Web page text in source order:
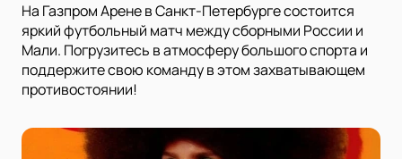
На Газпром Арене в Санкт-Петербурге состоится
яркий футбольный матч между сборными России и
Мали. Погрузитесь в атмосферу большого спорта и
поддержите свою команду в этом захватывающем
противостоянии!